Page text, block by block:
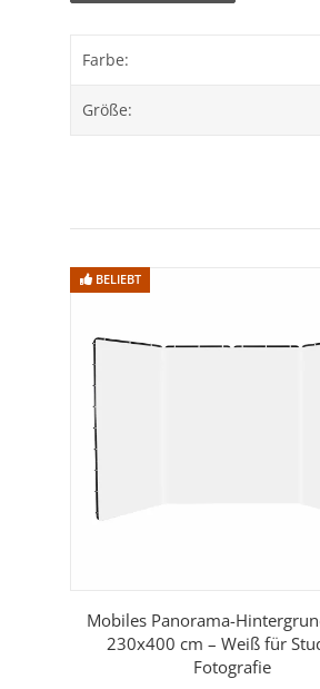
Transportfreundlich:
Video & Streaming–
Technische Daten
Maße (aufgebaut):
230 × 400
Material Rahmen:
Material Stoffe:
Polyester, ca.
Stofffarben:
Weiß, Schwarz,
Gewicht komplett:
Transporttasche:
16× Aluminiumstab mit
16× Aluminiumstab gerade
Farbe:
Größe:
BELIEBT
Mobiles Panorama-
230x400 cm – Weiß für
Fotografie